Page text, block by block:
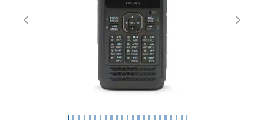
Previous Next